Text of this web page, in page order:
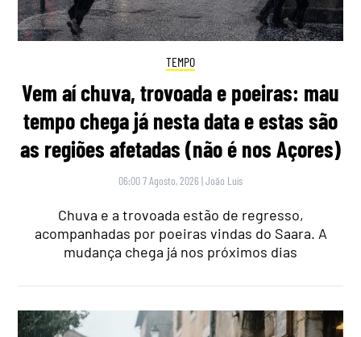
TEMPO
Vem aí chuva, trovoada e poeiras: mau
tempo chega já nesta data e estas são
as regiões afetadas (não é nos Açores)
06:00 7 Agosto, 2026 |João Luís
Chuva e a trovoada estão de regresso,
acompanhadas por poeiras vindas do Saara. A
mudança chega já nos próximos dias